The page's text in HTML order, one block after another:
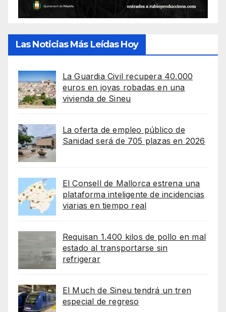
Las Noticias Más Leídas Hoy
La Guardia Civil recupera 40.000
euros en joyas robadas en una
vivienda de Sineu
La oferta de empleo público de
Sanidad será de 705 plazas en 2026
El Consell de Mallorca estrena una
plataforma inteligente de incidencias
viarias en tiempo real
Requisan 1.400 kilos de pollo en mal
estado al transportarse sin
refrigerar
El Much de Sineu tendrá un tren
especial de regreso